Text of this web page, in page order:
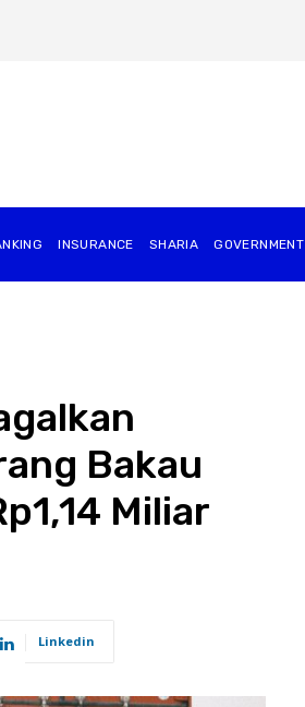
INSURANCE SHARIA GOVERNMENT
Bakau
Miliar
Linkedin